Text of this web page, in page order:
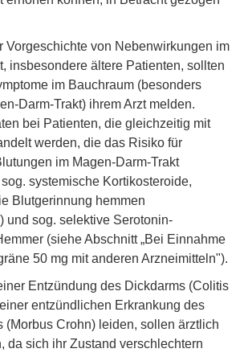
Vorgeschichte von Nebenwirkungen im
insbesondere ältere Patienten, sollten
im Bauchraum (besonders
Darm-Trakt) ihrem Arzt melden.
bei Patienten, die gleichzeitig mit
werden, die das Risiko für
im Magen-Darm-Trakt
systemische Kortikosteroide,
Blutgerinnung hemmen
und sog. selektive Serotonin-
(siehe Abschnitt „Bei Einnahme
50 mg mit anderen Arzneimitteln").
Entzündung des Dickdarms (Colitis
entzündlichen Erkrankung des
(Morbus Crohn) leiden, sollen ärztlich
da sich ihr Zustand verschlechtern